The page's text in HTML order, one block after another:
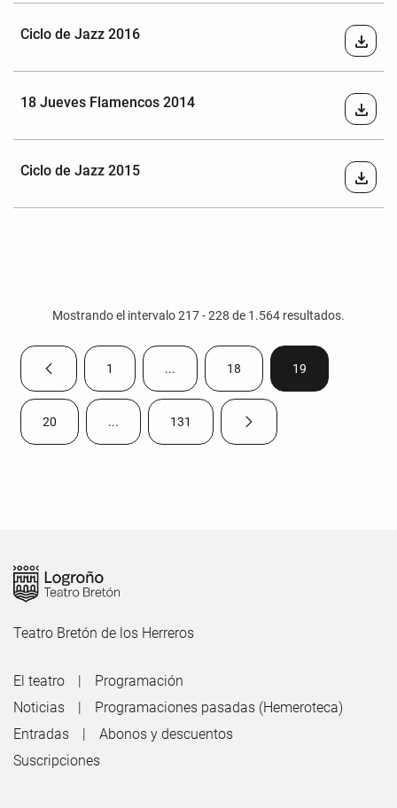
Ciclo de Jazz 2016 download
18 Jueves Flamencos 2014 download
Ciclo de Jazz 2015 download
Mostrando el intervalo 217 - 228 de 1.564 resultados.
Página anteriorPágina
1 ...Páginas intermedias Use TAB para
Página
18 Página
19
Página
20 ...Páginas intermedias Use TAB para desplazarse.
Página
131 Página siguiente
Teatro Bretón de los Herreros
El teatro
Programación
Noticias
Programaciones pasadas (Hemeroteca)
Entradas
Abonos y descuentos
Suscripciones